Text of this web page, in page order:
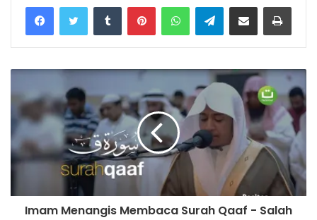
Qari Ahmed Halawa
source:https://youtu.be/E9xRf3cwi94
https://www.paypal.me/tadabburdaily
Salurkan infaq terbaik Anda ke No. Rekening:
BNI Syariah
No. Rek.: 85 555 666 89 (Kode 427)
a.n Yayasan Tadabbur Daily
Tumblr PinterestWhatsAppTelegramShare via Email Print
Imam Menangis Membaca Surah Qaaf - Salah